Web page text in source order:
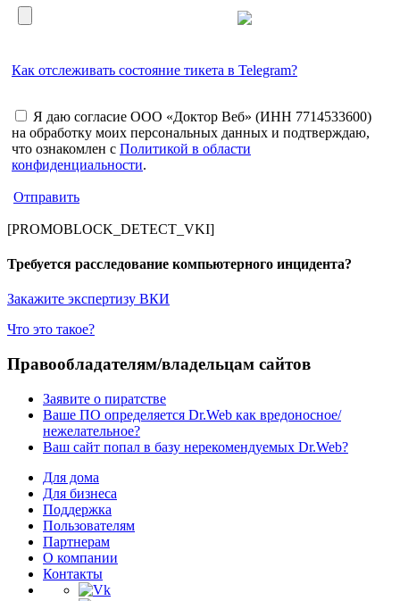
Как отслеживать состояние тикета в Telegram?
Я даю согласие ООО «Доктор Веб» (ИНН 7714533600)
на обработку моих персональных данных и подтверждаю,
что ознакомлен с Политикой в области
конфиденциальности.
Отправить
[PROMOBLOCK_DETECT_VKI]
Требуется расследование компьютерного инцидента?
Закажите экспертизу ВКИ
Что это такое?
Правообладателям/владельцам сайтов
Заявите о пиратстве
Ваше ПО определяется Dr.Web как вредоносное/
нежелательное?
Ваш сайт попал в базу нерекомендуемых Dr.Web?
Для дома
Для бизнеса
Поддержка
Пользователям
Партнерам
О компании
Контакты